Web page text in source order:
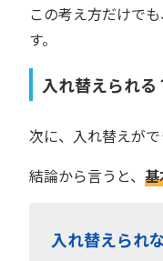
この考え方だけで
す。
入れ替えられる
次に、入れ替えが
結論から言うと、
入れ替えられ